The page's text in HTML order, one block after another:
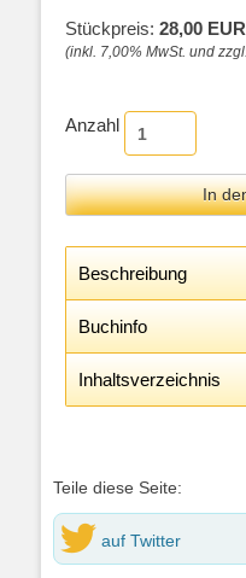
Stückpreis: 28,00 EUR
(inkl. 7,00% MwSt. und zzgl.
Anzahl
Beschreibung
Buchinfo
Inhaltsverzeichnis
Teile diese Seite:
auf Twitter